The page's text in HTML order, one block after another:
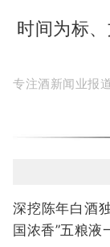
时间为标
专注酒新闻业报
深挖陈年白酒
国浓香”五粮液